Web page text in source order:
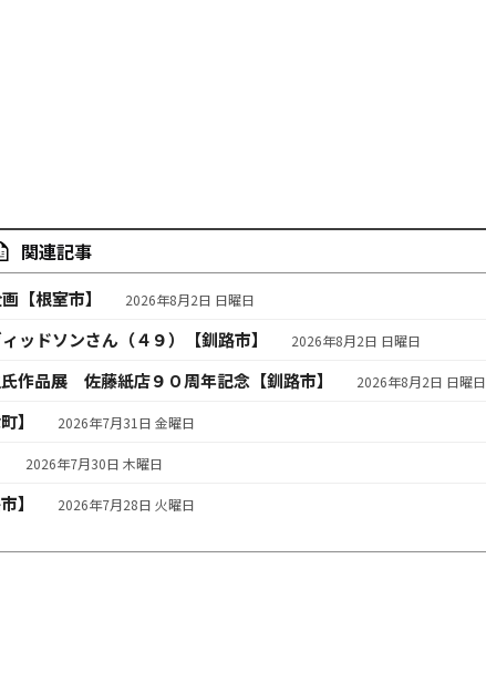
関連記事
【根室市】 2026年8月2日 日曜日
ドソンさん（４９）【釧路市】 2026年8月2日 日曜日
作品展 佐藤紙店９０周年記念【釧路市】 2026年8月2日 日曜日
】 2026年7月31日 金曜日
2026年7月30日 木曜日
】 2026年7月28日 火曜日